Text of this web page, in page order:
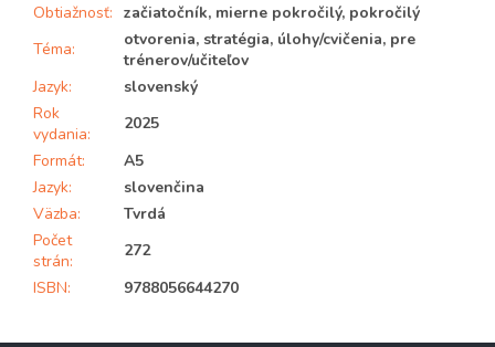
Obtiažnosť: začiatočník, mierne pokročilý, pokročilý
Téma:
otvorenia, stratégia, úlohy/cvičenia, pre
trénerov/učiteľov
Jazyk:
slovenský
Rok
vydania:
2025
Formát:
A5
Jazyk:
slovenčina
Väzba:
Tvrdá
Počet
strán:
272
ISBN: 9788056644270